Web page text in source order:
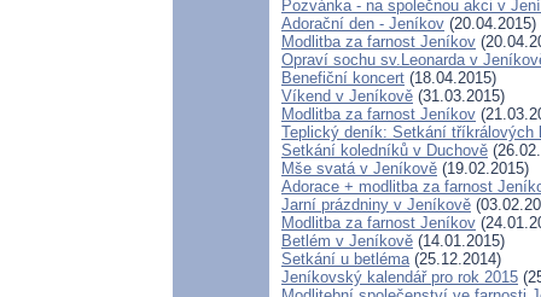
Pozvánka - na společnou akci v
Adorační den - Jeníkov (20.04.2015)
Modlitba za farnost Jeníkov
Opraví sochu sv.Leonarda v
Benefiční koncert (18.04.2015)
Víkend v Jeníkově (31.03.2015)
Modlitba za farnost Jeníkov
Teplický deník: Setkání tříkrálových
Setkání koledníků v Duchově
Mše svatá v Jeníkově (19.02.2015)
Adorace + modlitba za farnost
Jarní prázdniny v Jeníkově
Modlitba za farnost Jeníkov
Betlém v Jeníkově (14.01.2015)
Setkání u betléma (25.12.2014)
Jeníkovský kalendář pro rok 2015